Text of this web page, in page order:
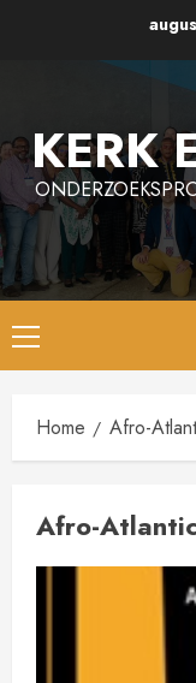
KERK
Primair
menu
Home Afro-
Afro-